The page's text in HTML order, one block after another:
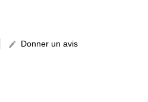
Donner un avis